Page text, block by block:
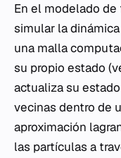
En el modelado
simular la
una malla
su propio estado
actualiza su
vecinas dentro de
aproximación
las partículas a